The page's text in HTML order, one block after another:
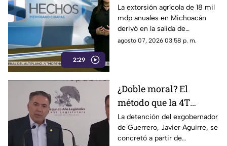
2:29
pérdidas de 18 mil mdp
en Michoacán
La extorsión agrícola de 18 mil
mdp anuales en Michoacán
derivó en la salida de
inspectores de EE. UU.,
agosto 07, 2026 03:58 p. m.
¿Doble moral? El
método que la 4T
desacredita para Rocha
Moya y Enrique
La detención del exgobernador
de Guerrero, Javier Aguirre, se
concretó a partir de